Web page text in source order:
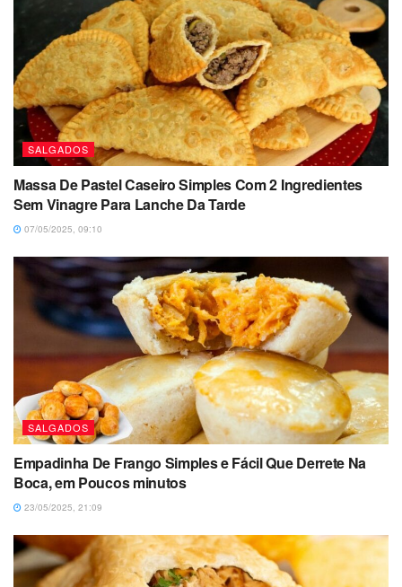
SALGADOS
Massa De Pastel Caseiro Simples Com 2 Ingredientes
Sem Vinagre Para Lanche Da Tarde
07/05/2025, 09:10
SALGADOS
Empadinha De Frango Simples e Fácil Que Derrete Na
Boca, em Poucos minutos
23/05/2025, 21:09